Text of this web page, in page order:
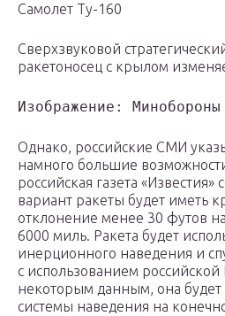
Самолет Ту-160
Сверхзвуковой
ракетоносец с крылом
Изображение:
Однако, российские СМИ
намного большие
российская газета
вариант ракеты будет иметь
отклонение менее 30 футов
6000 миль. Ракета будет
инерционного наведения и
с использованием российской
некоторым данным, она будет
системы наведения на